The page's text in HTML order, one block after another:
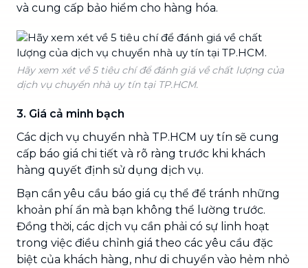
và cung cấp bảo hiểm cho hàng hóa.
Hãy xem xét về 5 tiêu chí để đánh giá về chất lượng của
dịch vụ chuyển nhà uy tín tại TP.HCM.
3. Giá cả minh bạch
Các dịch vụ chuyển nhà TP.HCM uy tín sẽ cung
cấp báo giá chi tiết và rõ ràng trước khi khách
hàng quyết định sử dụng dịch vụ.
Bạn cần yêu cầu báo giá cụ thể để tránh những
khoản phí ẩn mà bạn không thể lường trước.
Đồng thời, các dịch vụ cần phải có sự linh hoạt
trong việc điều chỉnh giá theo các yêu cầu đặc
biệt của khách hàng, như di chuyển vào hẻm nhỏ